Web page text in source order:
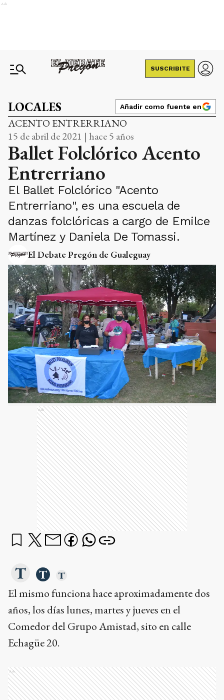
Ads
SUSCRIBITE
LOCALES Añadir como fuente en
ACENTO ENTRERRIANO
15 de abril de 2021 | hace 5 años
Ballet Folclórico Acento
Entrerriano
El Ballet Folclórico "Acento
Entrerriano", es una escuela de
danzas folclóricas a cargo de Emilce
Martínez y Daniela De Tomassi.
El Debate Pregón de Gualeguay
Ads
El mismo funciona hace aproximadamente dos
años, los días lunes, martes y jueves en el
Comedor del Grupo Amistad, sito en calle
Echagüe 20.
Ads